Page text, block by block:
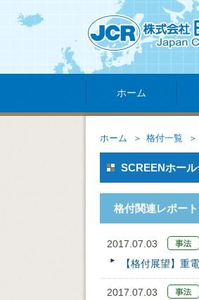
ホーム
ホーム 格付一覧
SCREENホール
格付関連レポート
2017.07.03
【格付展望】重
2017.07.03